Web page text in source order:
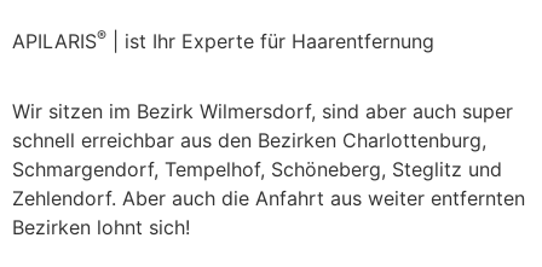
APILARIS® | ist Ihr Experte für Haarentfernung
Wir sitzen im Bezirk Wilmersdorf, sind aber auch super
schnell erreichbar aus den Bezirken Charlottenburg,
Schmargendorf, Tempelhof, Schöneberg, Steglitz und
Zehlendorf. Aber auch die Anfahrt aus weiter entfernten
Bezirken lohnt sich!